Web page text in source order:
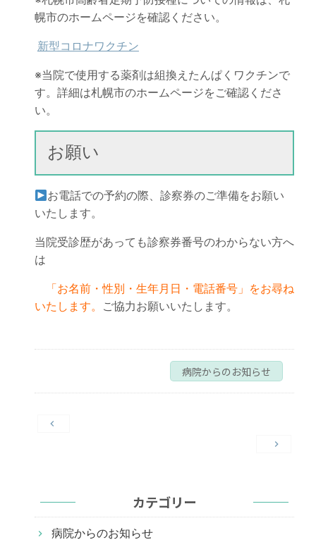
幌市のホームページを確認ください。
新型コロナワクチン
※当院で使用する薬剤は組換えたんぱくワクチンで
す。詳細は札幌市のホームページをご確認くださ
い。
お願い
お電話での予約の際、診察券のご準備をお願い
いたします。
当院受診歴があっても診察券番号のわからない方へ
は
「お名前・性別・生年月日・電話番号」をお尋ね
いたします。
ご協力お願いいたします。
病院からのお知らせ
ゲ
ー
カテゴリー
病院からのお知らせ